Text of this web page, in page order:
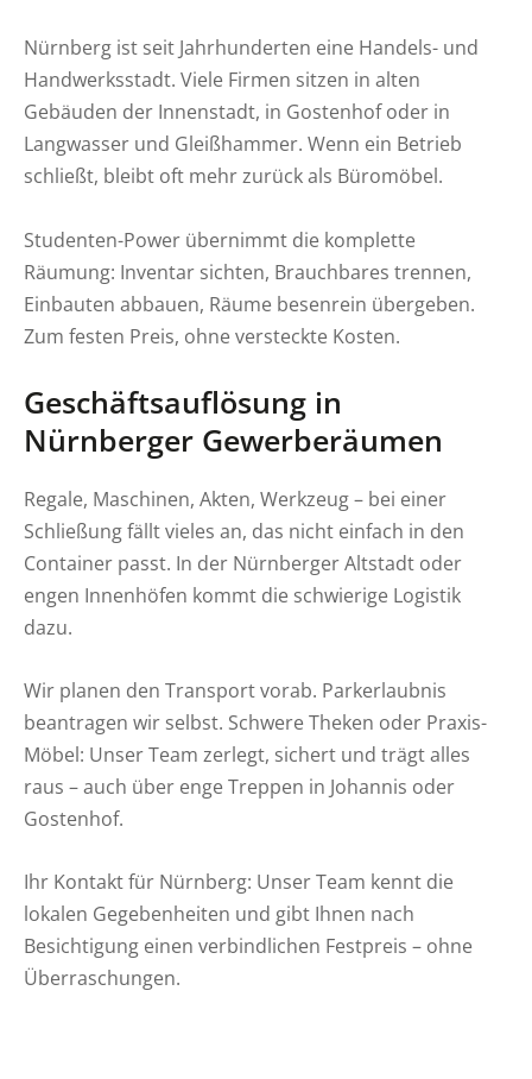
Nürnberg ist seit Jahrhunderten eine Handels- und
Handwerksstadt. Viele Firmen sitzen in alten
Gebäuden der Innenstadt, in Gostenhof oder in
Langwasser und Gleißhammer. Wenn ein Betrieb
schließt, bleibt oft mehr zurück als Büromöbel.
Studenten-Power übernimmt die komplette
Räumung: Inventar sichten, Brauchbares trennen,
Einbauten abbauen, Räume besenrein übergeben.
Zum festen Preis, ohne versteckte Kosten.
Geschäftsauflösung in
Nürnberger Gewerberäumen
Regale, Maschinen, Akten, Werkzeug – bei einer
Schließung fällt vieles an, das nicht einfach in den
Container passt. In der Nürnberger Altstadt oder
engen Innenhöfen kommt die schwierige Logistik
dazu.
Wir planen den Transport vorab. Parkerlaubnis
beantragen wir selbst. Schwere Theken oder Praxis-
Möbel: Unser Team zerlegt, sichert und trägt alles
raus – auch über enge Treppen in Johannis oder
Gostenhof.
Ihr Kontakt für Nürnberg: Unser Team kennt die
lokalen Gegebenheiten und gibt Ihnen nach
Besichtigung einen verbindlichen Festpreis – ohne
Überraschungen.